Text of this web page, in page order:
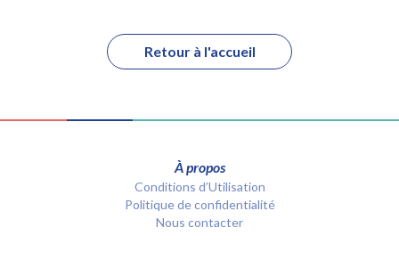
Retour à l'accueil
À propos
Conditions d’Utilisation
Politique de confidentialité
Nous contacter